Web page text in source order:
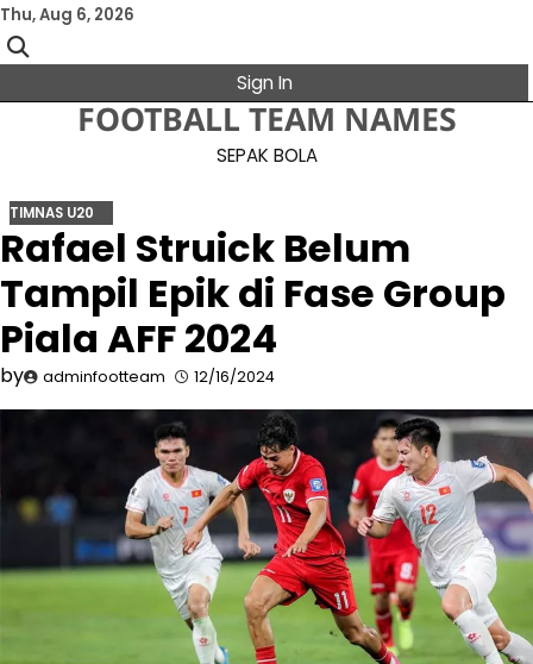
Skip
to
content
Thu, Aug 6, 2026
Sign In
FOOTBALL TEAM NAMES
SEPAK BOLA
TIMNAS U20
Rafael Struick Belum
Tampil Epik di Fase Group
Piala AFF 2024
by adminfootteam 12/16/2024